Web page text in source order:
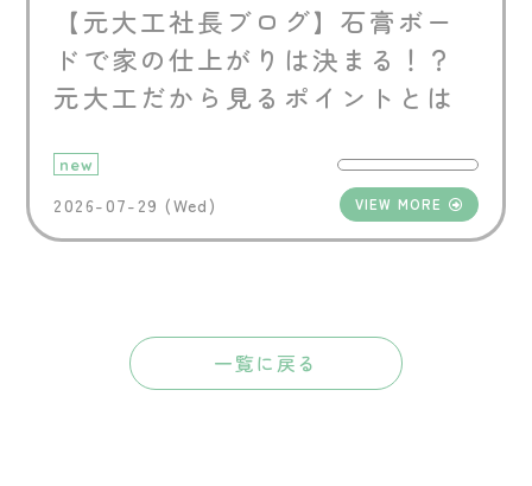
【元大工社長ブログ】石膏ボー
ドで家の仕上がりは決まる！？
元大工だから見るポイントとは
new
2026-07-29 (Wed) VIEW MORE
一覧に戻る